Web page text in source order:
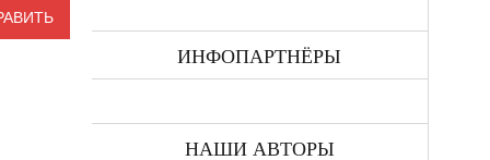
ИНФОПАРТНЁРЫ
НАШИ АВТОРЫ